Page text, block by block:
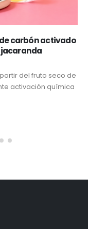
carbón activado
jacaranda
del fruto seco de
activación química